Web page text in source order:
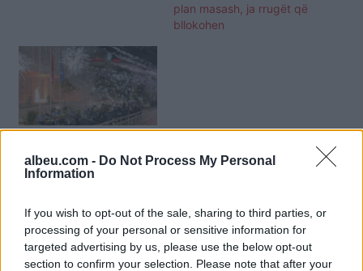
albeu.com - Do Not Process My Personal
Information
If you wish to opt-out of the sale, sharing to third parties, or
processing of your personal or sensitive information for
targeted advertising by us, please use the below opt-out
section to confirm your selection. Please note that after your
plan masash, ja rrugët që
bllokohen
Zbulohet ora se kur do të
opozitës, policia njofton
rrugët e bllokuara